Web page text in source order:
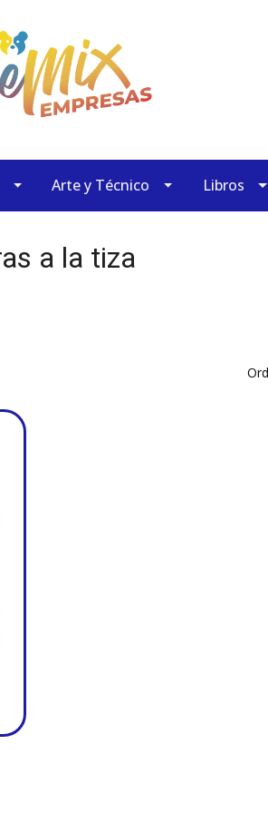
Arte y Técnico Libros
a la tiza